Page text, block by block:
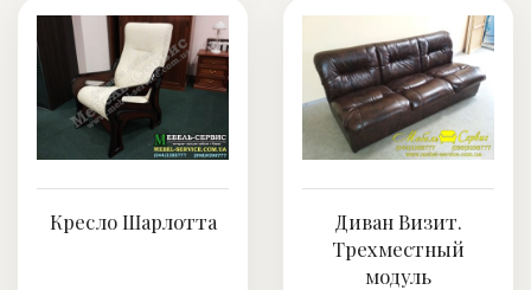
Кресло Шарлотта
Диван Визит.
Трехместный
модуль